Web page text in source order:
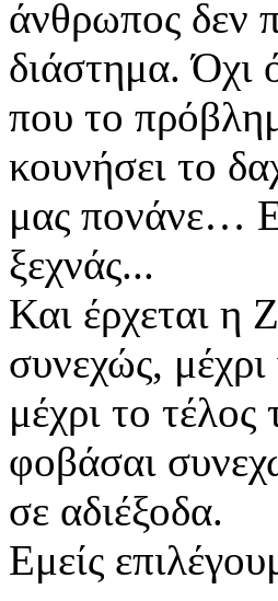
άνθρωπος δεν
διάστημα. Όχι
που το
κουνήσει το
μας πονάνε…
ξεχνάς...
Και έρχεται η
συνεχώς,
μέχρι το τέλος
φοβάσαι
σε αδιέξοδα.
Εμείς